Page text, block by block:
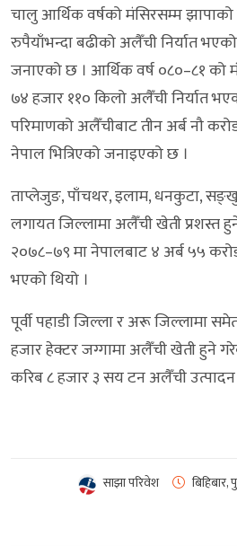
चालु आर्थिक वर्षको मंसिरसम्म झापाको
रुपैयाँभन्दा बढीको अलैँची निर्यात
जनाएको छ । आर्थिक वर्ष ०८०–८१ को
७४ हजार ११० किलो अलैँची निर्यात
परिमाणको अलैँचीबाट तीन अर्ब नौ
नेपाल भित्रिएको जनाइएको छ ।
ताप्लेजुङ, पाँचथर, इलाम, धनकुटा,
लगायत जिल्लामा अलैँची खेती प्रशस्त
२०७८–७९ मा नेपालबाट ४ अर्ब ५५
भएको थियो ।
पूर्वी पहाडी जिल्ला र अरू जिल्लामा
हजार हेक्टर जग्गामा अलैँची खेती हुने
करिब ८ हजार ३ सय टन अलैँची उत्पादन
साझा परिवेश